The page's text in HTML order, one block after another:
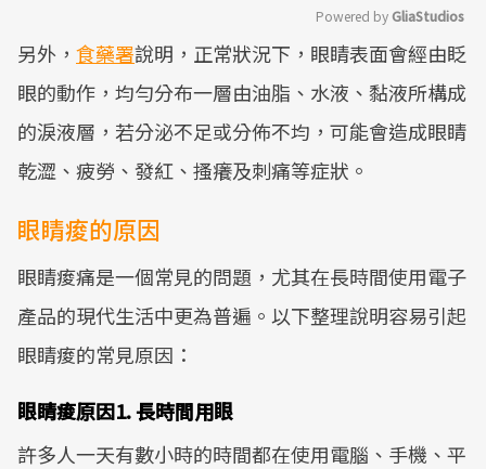
Mute
Powered by GliaStudios
另外， 食藥署說明，正常狀況下，眼睛表面會經由眨
眼的動作，均勻分布一層由油脂、水液、黏液所構成
的淚液層，若分泌不足或分佈不均，可能會造成眼睛
乾澀、疲勞、發紅、搔癢及刺痛等症狀。
眼睛痠的原因
眼睛痠痛是一個常見的問題，尤其在長時間使用電子
產品的現代生活中更為普遍。以下整理說明容易引起
眼睛痠的常見原因：
眼睛痠原因1. 長時間用眼
許多人一天有數小時的時間都在使用電腦、手機、平